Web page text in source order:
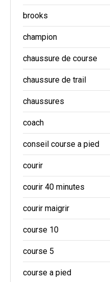
brooks
champion
chaussure de course
chaussure de trail
chaussures
coach
conseil course a pied
courir
courir 40 minutes
courir maigrir
course 10
course 5
course a pied